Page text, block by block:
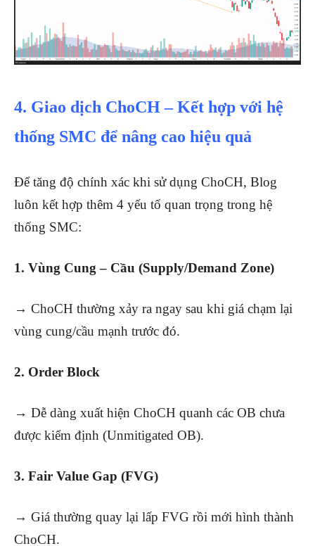
4. Giao dịch ChoCH – Kết hợp với hệ
thống SMC để nâng cao hiệu quả
Để tăng độ chính xác khi sử dụng ChoCH, Blog
luôn kết hợp thêm 4 yếu tố quan trọng trong hệ
thống SMC:
1. Vùng Cung – Cầu (Supply/Demand Zone)
→ ChoCH thường xảy ra ngay sau khi giá chạm lại
vùng cung/cầu mạnh trước đó.
2. Order Block
→ Dễ dàng xuất hiện ChoCH quanh các OB chưa
được kiểm định (Unmitigated OB).
3. Fair Value Gap (FVG)
→ Giá thường quay lại lấp FVG rồi mới hình thành
ChoCH.